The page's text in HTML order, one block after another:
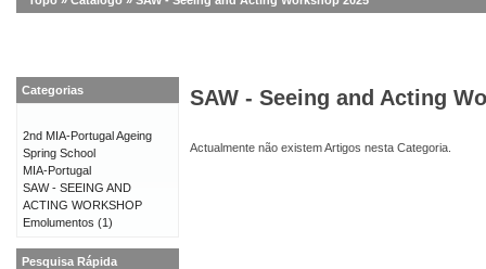
SAW - Seeing and Acting
Actualmente não existem Artigos nesta Categoria.
Categorias
2nd MIA-Portugal Ageing
Spring School
MIA-Portugal
SAW - SEEING AND
ACTING WORKSHOP
Emolumentos (1)
Pesquisa Rápida